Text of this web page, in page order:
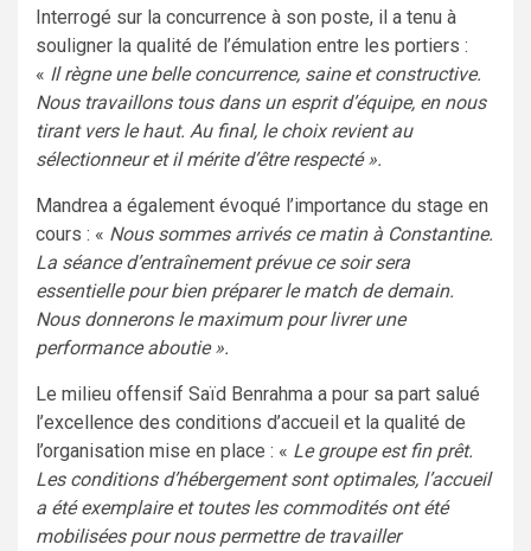
Interrogé sur la concurrence à son poste, il a tenu à
souligner la qualité de l’émulation entre les portiers :
« Il règne une belle concurrence, saine et constructive.
Nous travaillons tous dans un esprit d’équipe, en nous
tirant vers le haut. Au final, le choix revient au
sélectionneur et il mérite d’être respecté ».
Mandrea a également évoqué l’importance du stage en
cours : « Nous sommes arrivés ce matin à Constantine.
La séance d’entraînement prévue ce soir sera
essentielle pour bien préparer le match de demain.
Nous donnerons le maximum pour livrer une
performance aboutie ».
Le milieu offensif Saïd Benrahma a pour sa part salué
l’excellence des conditions d’accueil et la qualité de
l’organisation mise en place : « Le groupe est fin prêt.
Les conditions d’hébergement sont optimales, l’accueil
a été exemplaire et toutes les commodités ont été
mobilisées pour nous permettre de travailler